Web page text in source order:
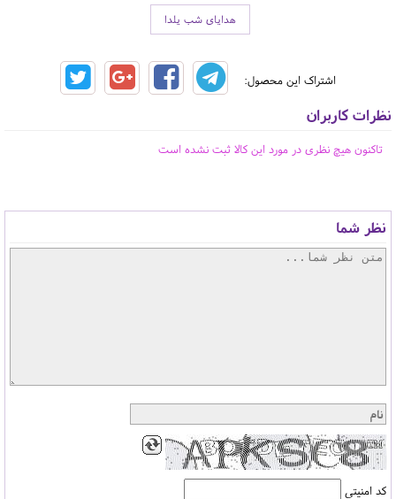
هدایای شب یلدا
اشتراک این محصول:
نظرات کاربران
تاکنون هیچ نظری در مورد این کالا ثبت نشده است
نظر شما
کد امنیتی